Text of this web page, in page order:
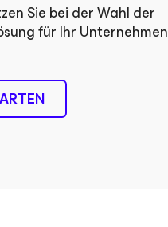
Sie bei der Wahl der
für Ihr Unternehmen